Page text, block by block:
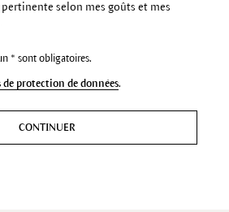
selon mes goûts et mes
* sont obligatoires.
protection de données.
CONTINUER